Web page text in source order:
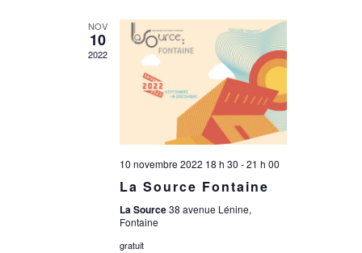
NOV
10
2022
10 novembre 2022 18 h 30 -21 h 00
La Source Fontaine
La Source38 avenue Lénine,
Fontaine
gratuit